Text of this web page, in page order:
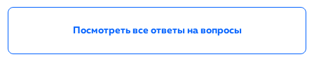
Посмотреть все ответы на вопросы